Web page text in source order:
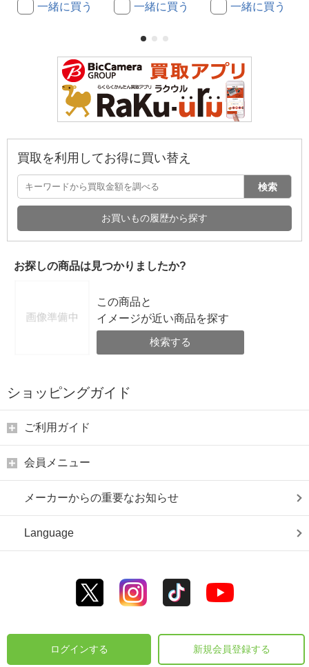
一緒に買う 一緒に買う 一緒に買う
買取を利用してお得に買い替え
検索
お買いもの履歴から探す
お探しの商品は見つかりましたか?
この商品と
イメージが近い商品を探す
検索する
ショッピングガイド
ご利用ガイド
会員メニュー
メーカーからの重要なお知らせ
Language
ログインする 新規会員登録する